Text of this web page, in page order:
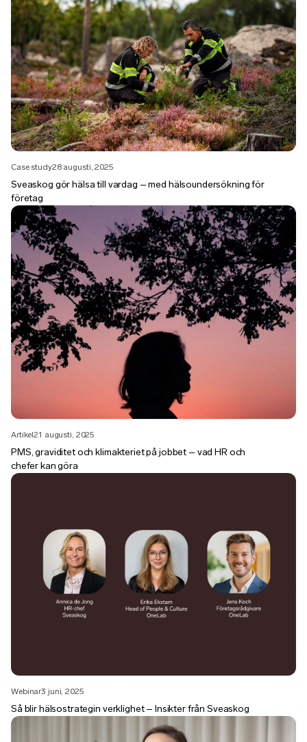
Case study28 augusti, 2025
Sveaskog gör hälsa till vardag – med hälsoundersökning för
företag
Artikel21 augusti, 2025
PMS, graviditet och klimakteriet på jobbet – vad HR och
chefer kan göra
Webinar3 juni, 2025
Så blir hälsostrategin verklighet – Insikter från Sveaskog